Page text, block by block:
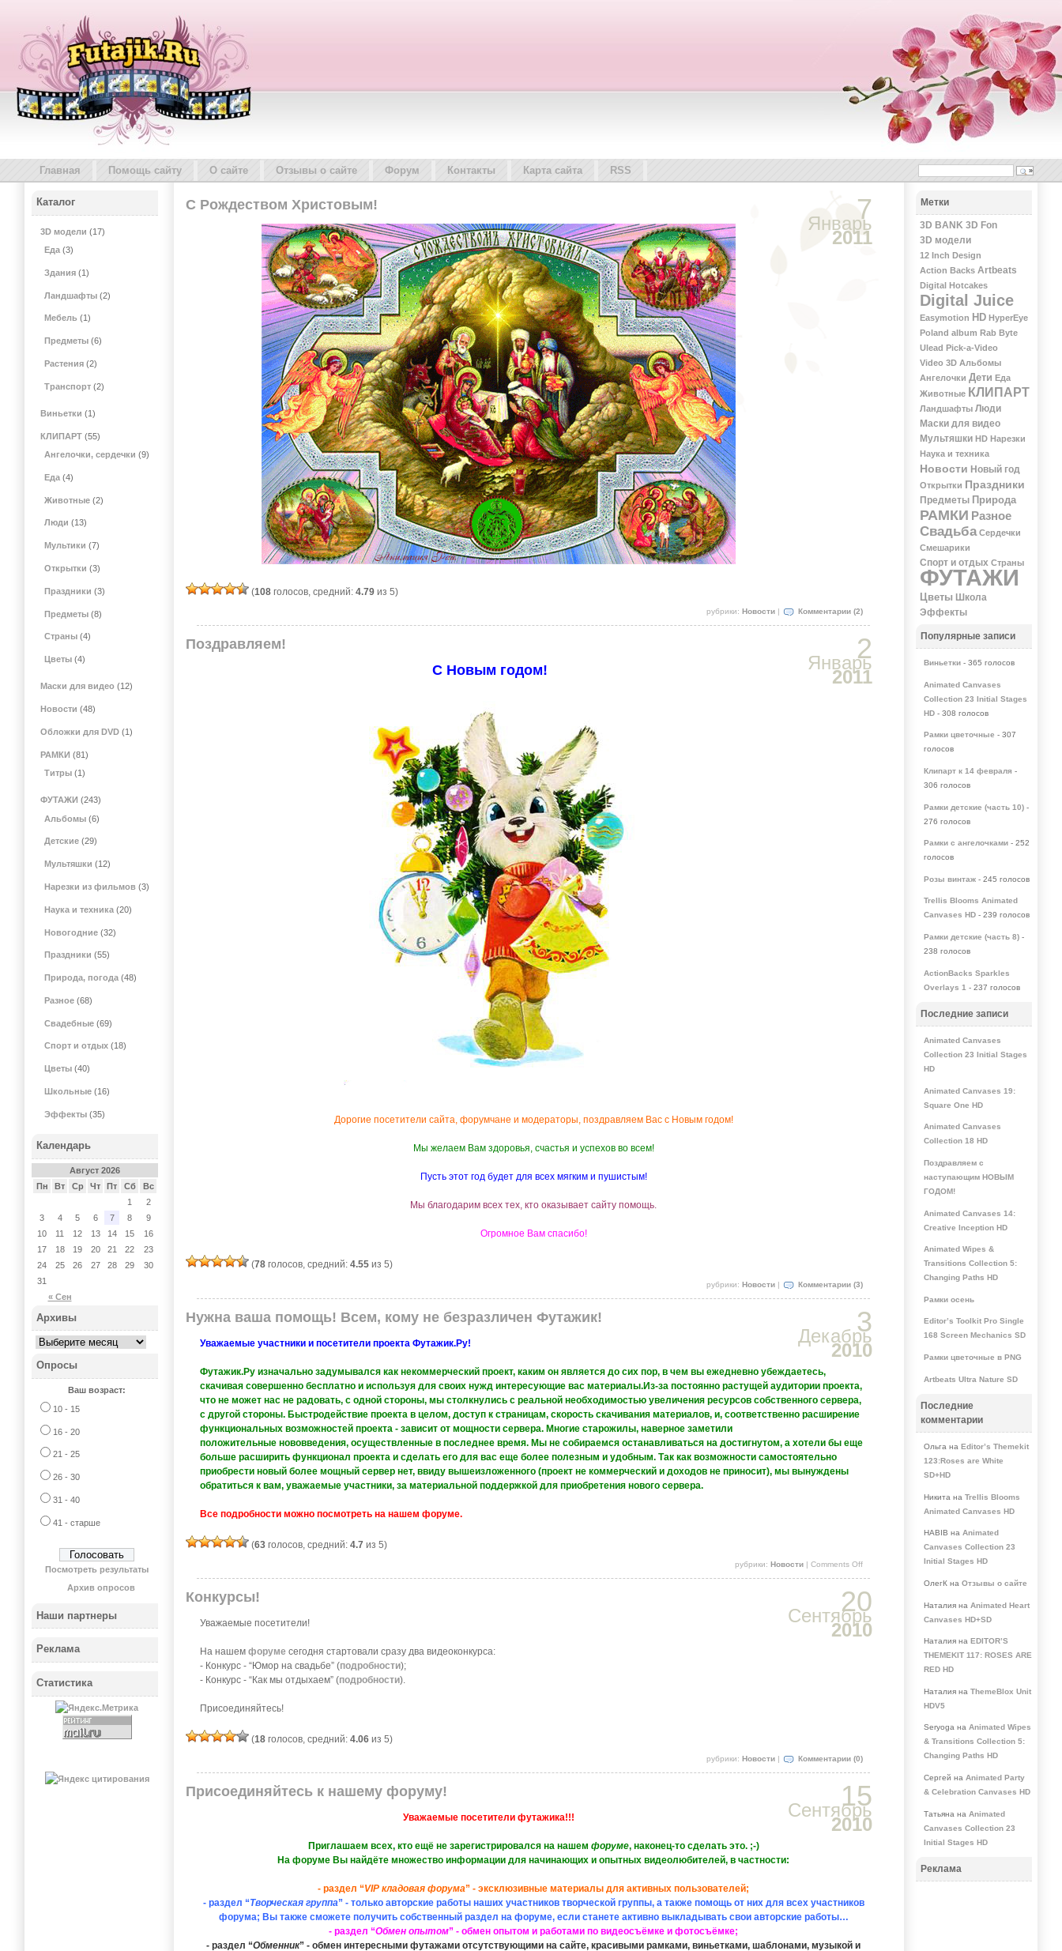
Главная Помощь сайту О сайте Отзывы о сайте Форум Контакты Карта сайта RSS
7
Январь
2011
С Рождеством Христовым!
(108 голосов, средний: 4.79 из 5)
рубрики: Новости| Комментарии (2)
2
Январь
2011
Поздравляем!
С Новым годом!
Дорогие посетители сайта, форумчане и модераторы, поздравляем Ваc с Новым годом!
Мы желаем Вам здоровья, счастья и успехов во всем!
Пусть этот год будет для всех мягким и пушистым!
Мы благодарим всех тех, кто оказывает сайту помощь.
Огромное Вам спасибо!
(78 голосов, средний: 4.55 из 5)
рубрики: Новости| Комментарии (3)
3
Декабрь
2010
Нужна ваша помощь! Всем, кому не безразличен Футажик!
Уважаемые участники и посетители проекта Футажик.Ру!
Футажик.Ру изначально задумывался как некоммерческий проект, каким он является до сих пор, в чем вы ежедневно убеждаетесь,
скачивая совершенно бесплатно и используя для своих нужд интересующие вас материалы.Из-за постоянно растущей аудитории проекта,
что не может нас не радовать, с одной стороны, мы столкнулись с реальной необходимостью увеличения ресурсов собственного сервера,
с другой стороны. Быстродействие проекта в целом, доступ к страницам, скорость скачивания материалов, и, соответственно расширение
функциональных возможностей проекта - зависит от мощности сервера. Многие старожилы, наверное заметили
положительные нововведения, осуществленные в последнее время. Мы не собираемся останавливаться на достигнутом, а хотели бы еще
больше расширить функционал проекта и сделать его для вас еще более полезным и удобным. Так как возможности самостоятельно
приобрести новый более мощный сервер нет, ввиду вышеизложенного (проект не коммерческий и доходов не приносит), мы вынуждены
обратиться к вам, уважаемые участники, за материальной поддержкой для приобретения нового сервера.
Все подробности можно посмотреть на нашем форуме.
(63 голосов, средний: 4.7 из 5)
рубрики: Новости| Comments Off
20
Сентябрь
2010
Конкурсы!
Уважаемые посетители!
На нашем форуме сегодня стартовали сразу два видеоконкурса:
- Конкурс - “Юмор на свадьбе” (подробности);
- Конкурс - “Как мы отдыхаем” (подробности).
Присоединяйтесь!
(18 голосов, средний: 4.06 из 5)
рубрики: Новости| Комментарии (0)
15
Сентябрь
2010
Присоединяйтесь к нашему форуму!
Уважаемые посетители футажика!!!
Приглашаем всех, кто ещё не зарегистрировался на нашем форуме, наконец-то сделать это. ;-)
На форуме Вы найдёте множество информации для начинающих и опытных видеолюбителей, в частности:
- раздел “VIP кладовая форума” - эксклюзивные материалы для активных пользователей;
- раздел “Творческая группа” - только авторские работы наших участников творческой группы, а также помощь от них для всех участников
форума; Вы также сможете получить собственный раздел на форуме, если станете активно выкладывать свои авторские работы…
- раздел “Обмен опытом” - обмен опытом и работами по видеосъёмке и фотосъёмке;
- раздел “Обменник” - обмен интересными футажами отсутствующими на сайте, красивыми рамками, виньетками, шаблонами, музыкой и
Каталог
3D модели (17)
Еда (3)
Здания (1)
Ландшафты (2)
Мебель (1)
Предметы (6)
Растения (2)
Транспорт (2)
Виньетки (1)
КЛИПАРТ(55)
Ангелочки, сердечки (9)
Еда (4)
Животные (2)
Люди (13)
Мультики (7)
Открытки (3)
Праздники (3)
Предметы (8)
Страны (4)
Цветы (4)
Маски для видео (12)
Новости (48)
Обложки для DVD(1)
РАМКИ (81)
Титры (1)
ФУТАЖИ (243)
Альбомы (6)
Детские (29)
Мультяшки (12)
Нарезки из фильмов (3)
Наука и техника (20)
Новогодние (32)
Праздники (55)
Природа, погода (48)
Разное (68)
Свадебные (69)
Спорт и отдых (18)
Цветы (40)
Школьные (16)
Эффекты (35)
Календарь
Август 2026
Пн
Вт Ср Чт Пт Сб Вс
« Сен
1
2
3
4 5 6 7 8
9
10
11 12 13 14 15
16
17
18 19 20 21 22
23
24
25 26 27 28 29
30
31
Архивы
Опросы
Ваш возраст:
10 - 15
16 - 20
21 - 25
26 - 30
31 - 40
41 - старше
Посмотреть результаты
Архив опросов
Наши партнеры
Реклама
Статистика
Метки
3D BANK 3D Fon
3D модели
12 Inch Design
Action Backs Artbeats
Digital Hotcakes
Digital Juice
Easymotion HD HyperEye
Poland album Rab Byte
Ulead Pick-a-Video
Video 3D Альбомы
Ангелочки Дети Еда
Животные КЛИПАРТ
Ландшафты Люди
Маски для видео
Мультяшки НD Нарезки
Наука и техника
Новости Новый год
Открытки Праздники
Предметы Природа
РАМКИ Разное
Свадьба Сердечки
Смешарики
Спорт и отдых Страны
ФУТАЖИ
Цветы Школа
Эффекты
Популярные записи
Виньетки- 365 голосов
Animated Canvases
Collection 23 Initial Stages
HD- 308 голосов
Рамки цветочные - 307
голосов
Клипарт к 14 февраля -
306 голосов
Рамки детские (часть 10)-
276 голосов
Рамки с ангелочками- 252
голосов
Розы винтаж- 245 голосов
Trellis Blooms Animated
Canvases HD- 239 голосов
Рамки детские (часть 8)-
238 голосов
ActionBacks Sparkles
Overlays 1 - 237 голосов
Последние записи
Animated Canvases
Collection 23 Initial Stages
HD
Animated Canvases 19:
Square One HD
Animated Canvases
Collection 18 HD
Поздравляем с
наступающим НОВЫМ
ГОДОМ!
Animated Canvases 14:
Creative Inception HD
Animated Wipes &
Transitions Collection 5:
Changing Paths HD
Рамки осень
Editor’s Toolkit Pro Single
168 Screen Mechanics SD
Рамки цветочные в PNG
Artbeats Ultra Nature SD
Последние
комментарии
Ольга на Editor’s Themekit
123:Roses are White
SD+HD
Никита на Trellis Blooms
Animated Canvases HD
HABIB на Animated
Canvases Collection 23
Initial Stages HD
ОлегК на Отзывы о сайте
Наталия на Animated Heart
Canvases HD+SD
Наталия на EDITOR’S
THEMEKIT 117: ROSES ARE
RED HD
Наталия на ThemeBlox Unit
HDV5
Seryoga на Animated Wipes
& Transitions Collection 5:
Changing Paths HD
Сергей на Animated Party
& Celebration Canvases HD
Татьяна на Animated
Canvases Collection 23
Initial Stages HD
Реклама